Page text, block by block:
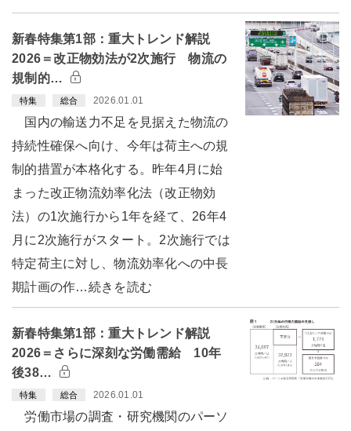
新春特集第1部：重大トレンド解説
2026＝改正物効法が2次施行 物流の
規制的…
特集 総合 2026.01.01
国内の輸送力不足を見据えた物流の
持続性確保へ向け、今年は荷主への規
制的措置が本格化する。昨年4月に始
まった改正物流効率化法（改正物効
法）の1次施行から1年を経て、26年4
月に2次施行がスタート。2次施行では
特定荷主に対し、物流効率化への中長
期計画の作…続きを読む
新春特集第1部：重大トレンド解説
2026＝さらに深刻な労働需給 10年
後38…
特集 総合 2026.01.01
労働市場の調査・研究機関のパーソ